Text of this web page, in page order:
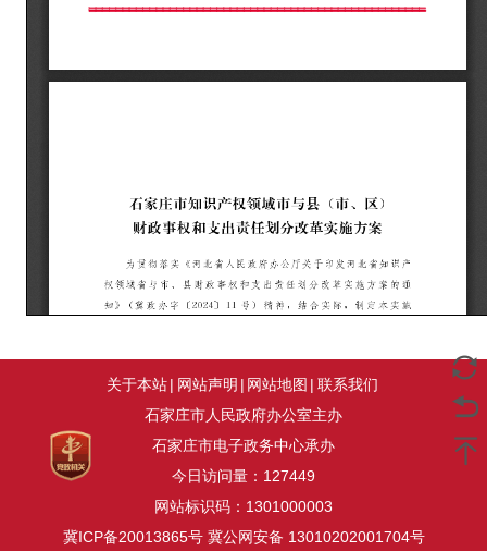
关于本站| 网站声明 | 网站地图 | 联系我们
石家庄市人民政府办公室主办
石家庄市电子政务中心承办
今日访问量： 127449
网站标识码：1301000003
冀ICP备20013865号 冀公网安备 13010202001704号